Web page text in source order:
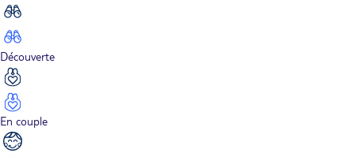
Découverte
En couple